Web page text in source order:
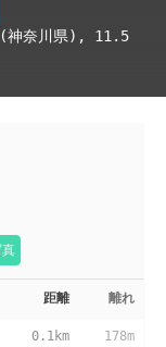
神奈川県) , 11.5
距離 離れ
0.1km 178m